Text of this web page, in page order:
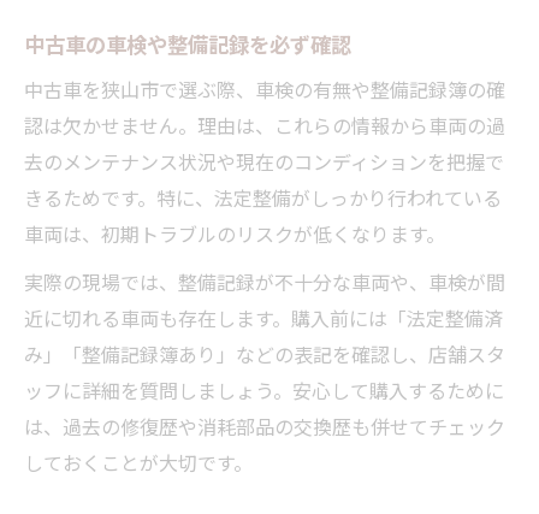
中古車の車検や整備記録を必ず確認
中古車を狭山市で選ぶ際、車検の有無や整備記録簿の確
認は欠かせません。理由は、これらの情報から車両の過
去のメンテナンス状況や現在のコンディションを把握で
きるためです。特に、法定整備がしっかり行われている
車両は、初期トラブルのリスクが低くなります。
実際の現場では、整備記録が不十分な車両や、車検が間
近に切れる車両も存在します。購入前には「法定整備済
み」「整備記録簿あり」などの表記を確認し、店舗スタ
ッフに詳細を質問しましょう。安心して購入するために
は、過去の修復歴や消耗部品の交換歴も併せてチェック
しておくことが大切です。